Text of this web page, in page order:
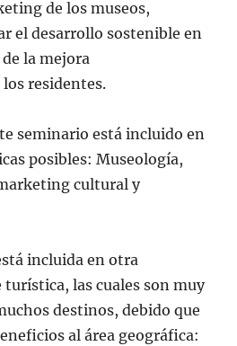
de los museos,
el desarrollo sostenible en
la mejora
residentes.
seminario está incluido en
posibles: Museología,
cultural y
incluida en otra
las cuales son muy
destinos, debido que
al área geográfica: